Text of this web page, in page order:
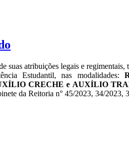
suas atribuições legais e regimentais,
Estudantil, nas modalidades:
CRECHE e AUXÍLIO
da Reitoria n° 45/2023, 34/